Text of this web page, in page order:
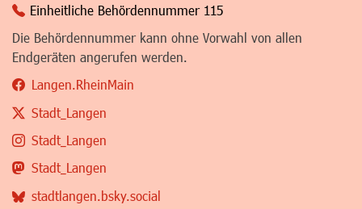
Einheitliche Behördennummer 115
Die Behördennummer kann ohne Vorwahl von allen
Endgeräten angerufen werden.
Langen.RheinMain
Stadt_Langen
Stadt_Langen
Stadt_Langen
stadtlangen.bsky.social